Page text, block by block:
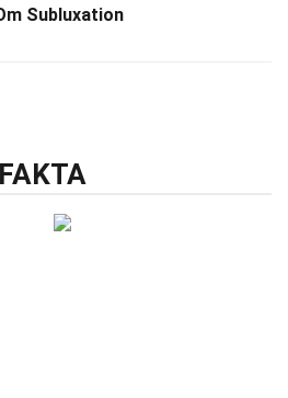
Subluxation